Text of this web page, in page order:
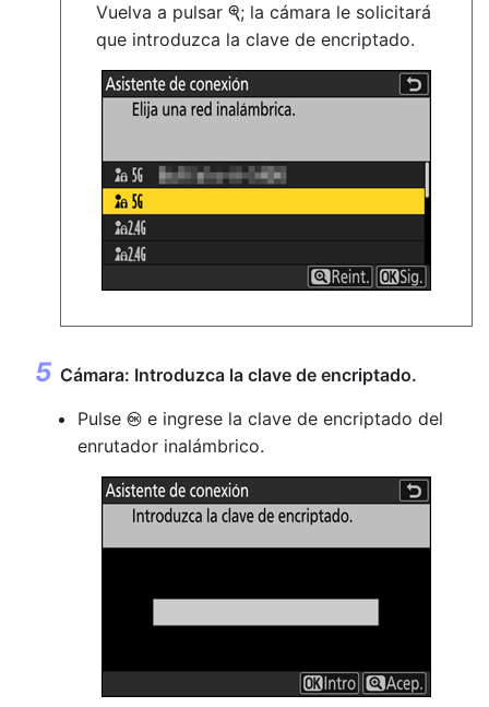
Vuelva a pulsar X; la cámara le solicitará
que introduzca la clave de encriptado.
Cámara: Introduzca la clave de encriptado.
Pulse J e ingrese la clave de encriptado del
enrutador inalámbrico.